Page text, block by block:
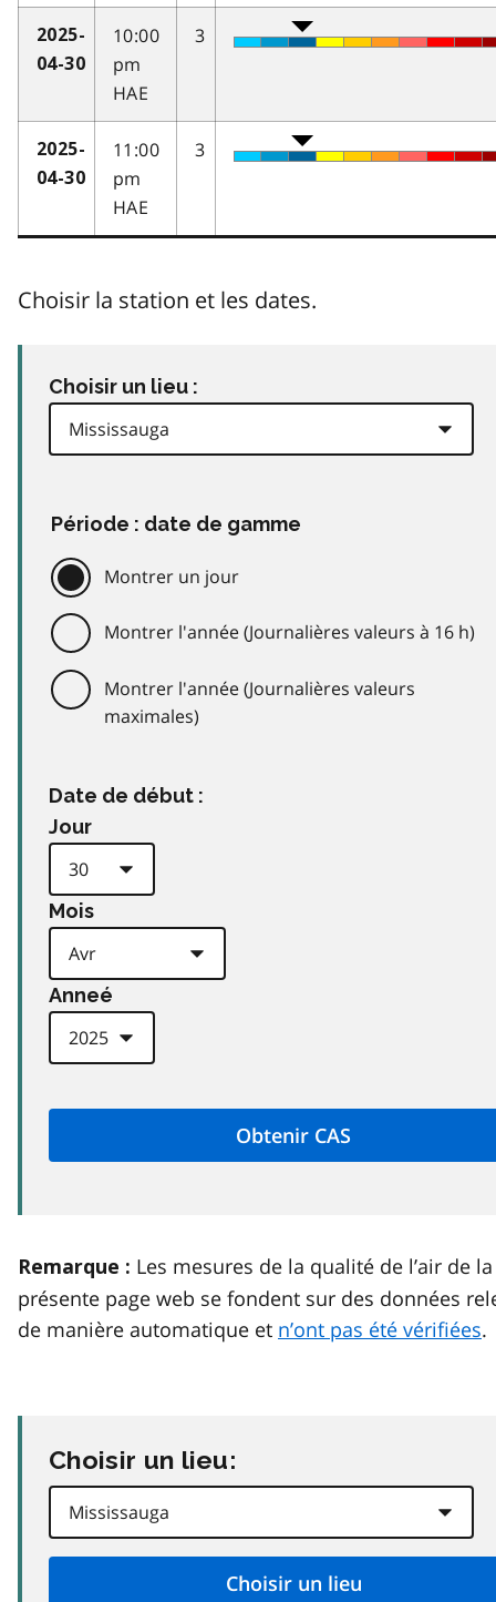
2025-
04-30
10:00
pm
HAE
3
2025-
04-30
11:00
pm
HAE
3
Choisir la station et les dates.
Choisir un lieu :
Période : date de gamme
Montrer un jour
Montrer l'année (Journalières valeurs à 16 h)
Montrer l'année (Journalières valeurs
maximales)
Date de début :
Jour
Mois
Anneé
Remarque : Les mesures de la qualité de l’air de la
présente page web se fondent sur des données
de manière automatique et n’ont pas été vérifiées.
Choisir un lieu: